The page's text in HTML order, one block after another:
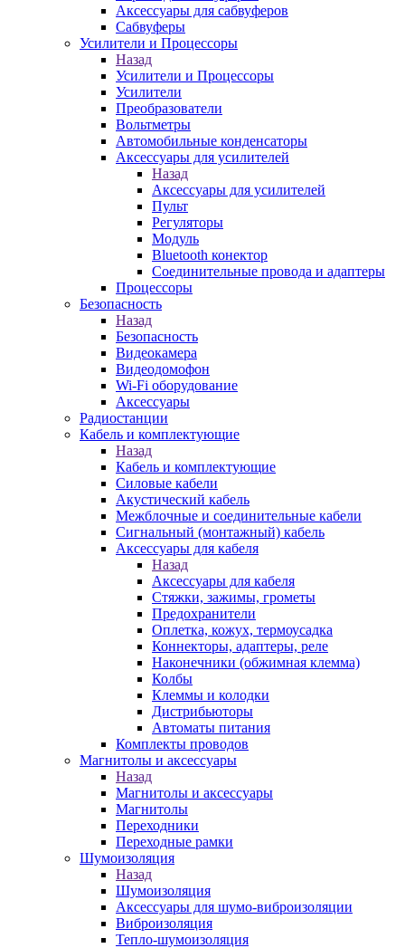
Аксессуары для сабвуферов
Сабвуферы
Усилители и Процессоры
Назад
Усилители и Процессоры
Усилители
Преобразователи
Вольтметры
Автомобильные конденсаторы
Аксессуары для усилителей
Назад
Аксессуары для усилителей
Пульт
Регуляторы
Модуль
Bluetooth конектор
Соединительные провода и адаптеры
Процессоры
Безопасность
Назад
Безопасность
Видеокамера
Видеодомофон
Wi-Fi оборудование
Аксессуары
Радиостанции
Кабель и комплектующие
Назад
Кабель и комплектующие
Силовые кабели
Акустический кабель
Межблочные и соединительные кабели
Сигнальный (монтажный) кабель
Аксессуары для кабеля
Назад
Аксессуары для кабеля
Стяжки, зажимы, грометы
Предохранители
Оплетка, кожух, термоусадка
Коннекторы, адаптеры, реле
Наконечники (обжимная клемма)
Колбы
Клеммы и колодки
Дистрибьюторы
Автоматы питания
Комплекты проводов
Магнитолы и аксессуары
Назад
Магнитолы и аксессуары
Магнитолы
Переходники
Переходные рамки
Шумоизоляция
Назад
Шумоизоляция
Аксессуары для шумо-виброизоляции
Виброизоляция
Тепло-шумоизоляция